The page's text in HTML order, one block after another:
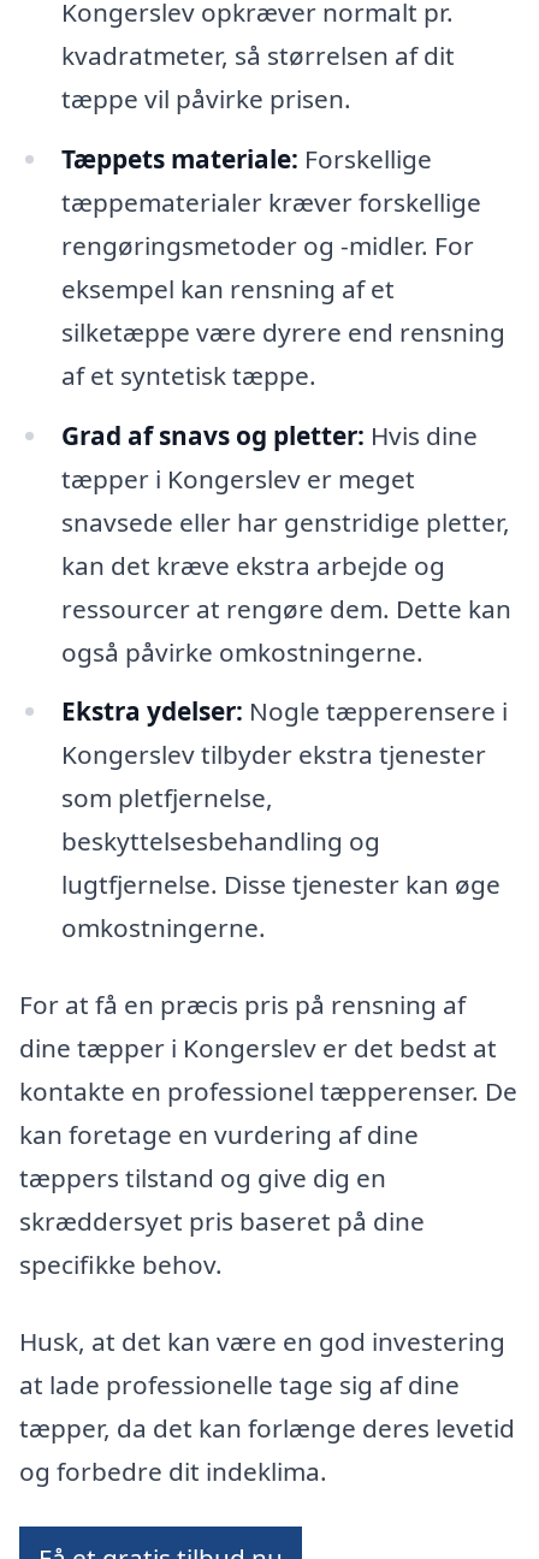
Kongerslev opkræver normalt pr.
kvadratmeter, så størrelsen af dit
tæppe vil påvirke prisen.
Tæppets materiale: Forskellige
tæppematerialer kræver forskellige
rengøringsmetoder og -midler. For
eksempel kan rensning af et
silketæppe være dyrere end rensning
af et syntetisk tæppe.
Grad af snavs og pletter: Hvis dine
tæpper i Kongerslev er meget
snavsede eller har genstridige pletter,
kan det kræve ekstra arbejde og
ressourcer at rengøre dem. Dette kan
også påvirke omkostningerne.
Ekstra ydelser: Nogle tæpperensere i
Kongerslev tilbyder ekstra tjenester
som pletfjernelse,
beskyttelsesbehandling og
lugtfjernelse. Disse tjenester kan øge
omkostningerne.
For at få en præcis pris på rensning af
dine tæpper i Kongerslev er det bedst at
kontakte en professionel tæpperenser. De
kan foretage en vurdering af dine
tæppers tilstand og give dig en
skræddersyet pris baseret på dine
specifikke behov.
Husk, at det kan være en god investering
at lade professionelle tage sig af dine
tæpper, da det kan forlænge deres levetid
og forbedre dit indeklima.